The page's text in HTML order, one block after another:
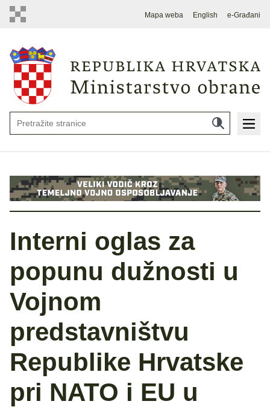
Mapa weba English e-Građani
Interni oglas za
popunu dužnosti u
Vojnom
predstavništvu
Republike Hrvatske
pri NATO i EU u